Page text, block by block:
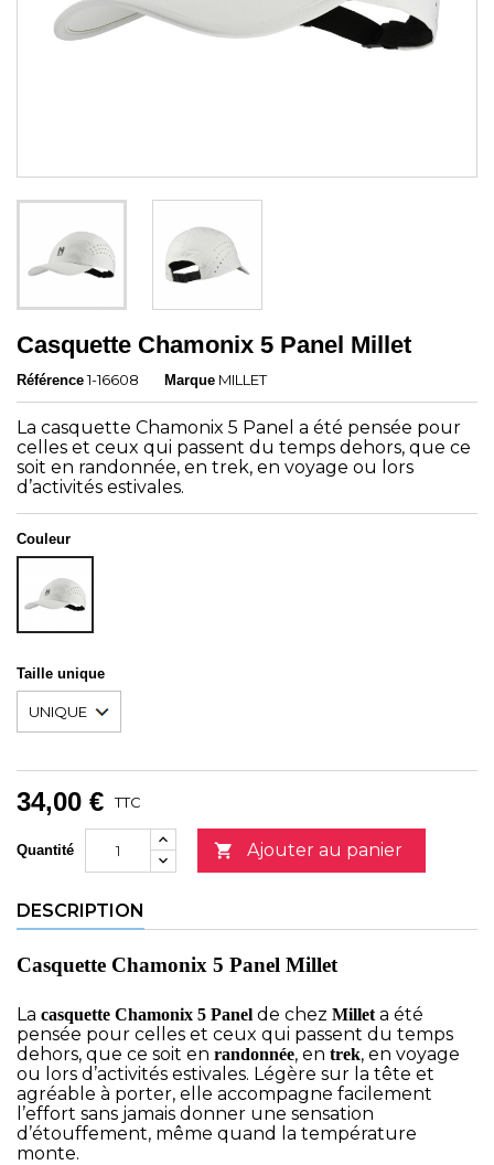
Casquette Chamonix 5 Panel Millet
Référence 1-16608 Marque MILLET
La casquette Chamonix 5 Panel a été pensée pour
celles et ceux qui passent du temps dehors, que ce
soit en randonnée, en trek, en voyage ou lors
d’activités estivales.
Couleur
DEW
Taille unique
34,00 € TTC
Quantité  Ajouter au panier
DESCRIPTION
Casquette Chamonix 5 Panel Millet
La casquette Chamonix 5 Panel de chez Milleta été
pensée pour celles et ceux qui passent du temps
dehors, que ce soit en randonnée, en trek, en voyage
ou lors d’activités estivales. Légère sur la tête et
agréable à porter, elle accompagne facilement
l’effort sans jamais donner une sensation
d’étouffement, même quand la température
monte.